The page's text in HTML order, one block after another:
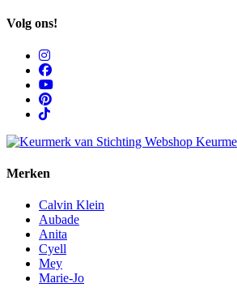
Volg ons!
Merken
Calvin Klein
Aubade
Anita
Cyell
Mey
Marie-Jo